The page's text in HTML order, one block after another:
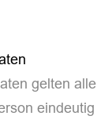
gelten alle
eindeutig